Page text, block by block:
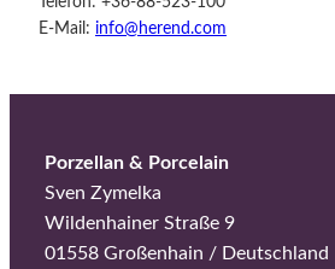
E-Mail: info@herend.com
Porzellan & Porcelain
Sven Zymelka
Wildenhainer Straße 9
01558 Großenhain / Deutschland